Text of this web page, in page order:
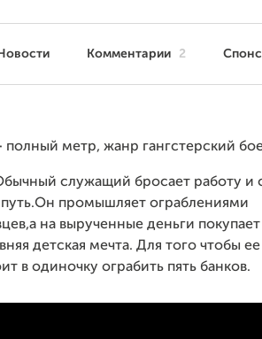
Новости Комментарии 2
полный метр, жанр гангстерский
служащий бросает работу и
промышляет ограблениями
на вырученные деньги
детская мечта. Для того чтобы
в одиночку ограбить пять банков.